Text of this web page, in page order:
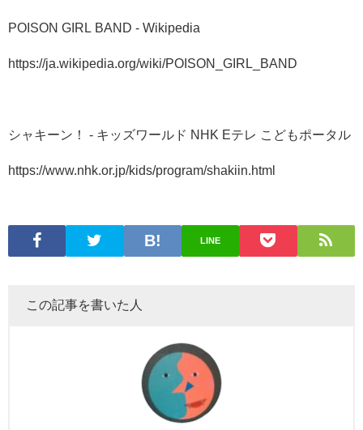
POISON GIRL BAND - Wikipedia
https://ja.wikipedia.org/wiki/POISON_GIRL_BAND
シャキーン！ - キッズワールド NHK Eテレ こどもポータル
https://www.nhk.or.jp/kids/program/shakiin.html
LINE
この記事を書いた人